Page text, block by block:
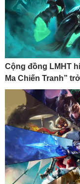
Cộng đồng LMHT
Ma Chiến Tranh”